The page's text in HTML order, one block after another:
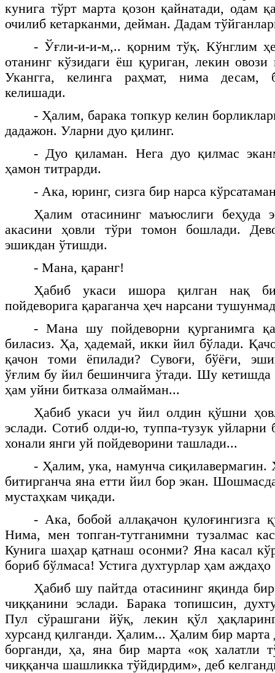
кунига тўрт марта қозон қайнатади, одам
очилиб кетарканми, дейман. Дадам
- Ўғли-и-и-м,.. қорним тўқ. Кўнглим
отанинг кўзидаги ёш қуриган, лекин
Укангга, келинга раҳмат, нима
келишади.
- Ҳалим, барака топкур келин
дадажон. Уларни дуо қилинг.
- Дуо қиламан. Нега дуо қилмас
ҳамон титрарди.
- Ака, юринг, сизга бир нарса
Ҳалим отасининг маъюслиги беҳуда
акасини ҳовли тўри томон бошлади.
эшикдан ўтишди.
- Мана, қаранг!
Ҳабиб укаси ишора қилган нақ
пойдеворига қараганча ҳеч нарсани
- Мана шу пойдеворни қурганимга
биласиз. Ҳа, ҳадемай, икки йил бўлади.
қачон томи ёпилади? Сувоғи, бўёғи,
ўғлим бу йил бешинчига ўтади. Шу кетишда
ҳам уйни битказа олмайман...
Ҳабиб укаси уч йил олдин қўшни
эслади. Сотиб олди-ю, туппа-тузук уйларни
хонали янги уй пойдеворини ташлади...
- Ҳалим, ука, намунча сиқилавермагин.
битирганча яна етти йил бор экан.
мустаҳкам чиқади.
- Ака, бобой аллақачон қулоғингизга
Нима, мен топган-тутганимни тузалмас
Кунига шаҳар қатнаш осонми? Яна касал
бориб бўлмаса! Устига духтурлар ҳам
Ҳабиб шу пайтда отасининг яқинда
чиққанини эслади. Барака топишсин,
Пул сўрашгани йўқ, лекин қўл
хурсанд қилганди. Ҳалим... Ҳалим бир марта
борганди, ҳа, яна бир марта «оқ халатли
чиққанча шашликка тўйдирдим», деб